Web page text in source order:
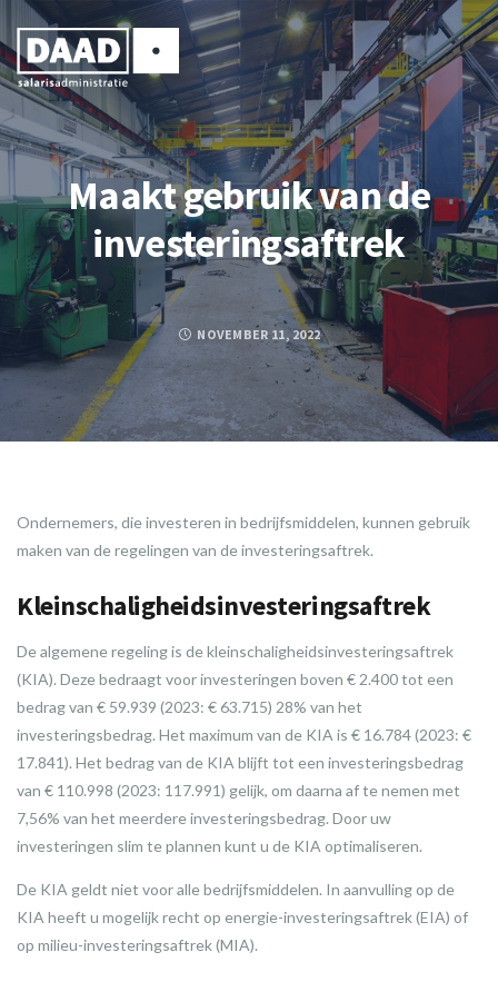
Maakt gebruik van de
investeringsaftrek
NOVEMBER 11, 2022
Ondernemers, die investeren in bedrijfsmiddelen, kunnen gebruik
maken van de regelingen van de investeringsaftrek.
Kleinschaligheidsinvesteringsaftrek
De algemene regeling is de kleinschaligheidsinvesteringsaftrek
(KIA). Deze bedraagt voor investeringen boven € 2.400 tot een
bedrag van € 59.939 (2023: € 63.715) 28% van het
investeringsbedrag. Het maximum van de KIA is € 16.784 (2023: €
17.841). Het bedrag van de KIA blijft tot een investeringsbedrag
van € 110.998 (2023: 117.991) gelijk, om daarna af te nemen met
7,56% van het meerdere investeringsbedrag. Door uw
investeringen slim te plannen kunt u de KIA optimaliseren.
De KIA geldt niet voor alle bedrijfsmiddelen. In aanvulling op de
KIA heeft u mogelijk recht op energie-investeringsaftrek (EIA) of
op milieu-investeringsaftrek (MIA).